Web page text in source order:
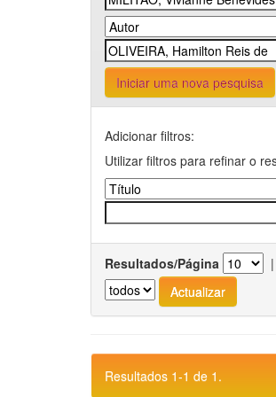
Iniciar uma nova pesquisa
Adicionar filtros:
Utilizar filtros para refinar o
Resultados/Página |
Resultados 1-1 de 1.